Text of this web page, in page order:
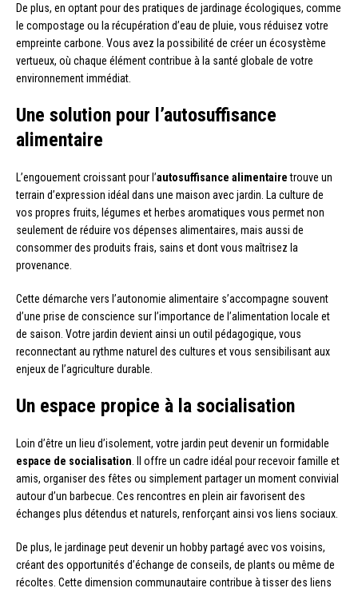
De plus, en optant pour des pratiques de jardinage écologiques, comme
le compostage ou la récupération d’eau de pluie, vous réduisez votre
empreinte carbone. Vous avez la possibilité de créer un écosystème
vertueux, où chaque élément contribue à la santé globale de votre
environnement immédiat.
Une solution pour l’autosuffisance
alimentaire
L’engouement croissant pour l’autosuffisance alimentairetrouve un
terrain d’expression idéal dans une maison avec jardin. La culture de
vos propres fruits, légumes et herbes aromatiques vous permet non
seulement de réduire vos dépenses alimentaires, mais aussi de
consommer des produits frais, sains et dont vous maîtrisez la
provenance.
Cette démarche vers l’autonomie alimentaire s’accompagne souvent
d’une prise de conscience sur l’importance de l’alimentation locale et
de saison. Votre jardin devient ainsi un outil pédagogique, vous
reconnectant au rythme naturel des cultures et vous sensibilisant aux
enjeux de l’agriculture durable.
Un espace propice à la socialisation
Loin d’être un lieu d’isolement, votre jardin peut devenir un formidable
espace de socialisation. Il offre un cadre idéal pour recevoir famille et
amis, organiser des fêtes ou simplement partager un moment convivial
autour d’un barbecue. Ces rencontres en plein air favorisent des
échanges plus détendus et naturels, renforçant ainsi vos liens sociaux.
De plus, le jardinage peut devenir un hobby partagé avec vos voisins,
créant des opportunités d’échange de conseils, de plants ou même de
récoltes. Cette dimension communautaire contribue à tisser des liens